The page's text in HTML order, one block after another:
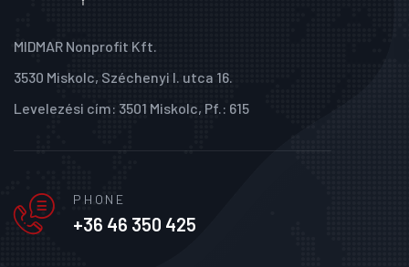
MIDMAR Nonprofit Kft.
3530 Miskolc, Széchenyi I. utca 16.
Levelezési cím: 3501 Miskolc, Pf.: 615
PHONE
+36 46 350 425